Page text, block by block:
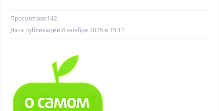
Просмотров:142
Дата публикации:8 ноября 2025 в 15:11